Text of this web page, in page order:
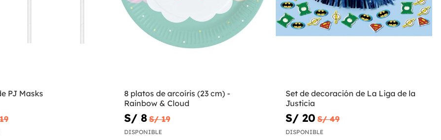
PJ Masks
8 platos de arcoíris (23 cm) -
Rainbow & Cloud
S/ 8 S/ 19
DISPONIBLE
Set de decoración de La Liga de la
Justicia
S/ 20 S/ 49
DISPONIBLE